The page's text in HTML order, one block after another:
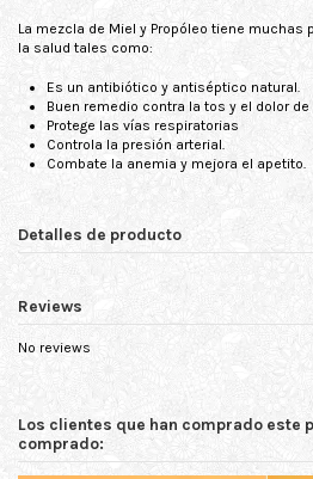
La mezcla de Miel y Propóleo tiene
la salud tales como:
Es un antibiótico y antiséptico natural.
Buen remedio contra la tos y el dolor de
Protege las vías respiratorias
Controla la presión arterial.
Combate la anemia y mejora el apetito.
Detalles de producto
Reviews
No reviews
Los clientes que han comprado este
comprado: